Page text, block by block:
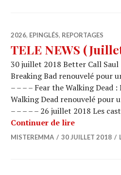
2026, EPINGLÉS, REPORTAGES
TELE NEWS
30 juillet 2018 Better Call
Breaking Bad renouvelé pour
– – – – Fear the Walking Dead
Walking Dead renouvelé pour
– – – – – 26 juillet 2018 Les
Continuer de lireTELE
MISTEREMMA 30 JUILLET 2018